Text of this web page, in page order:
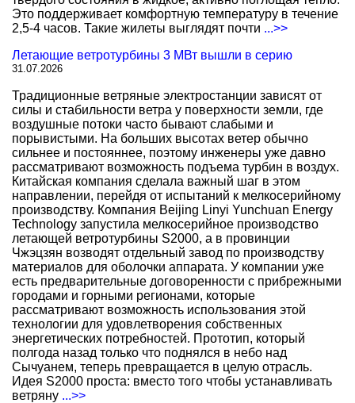
Это поддерживает комфортную температуру в течение
2,5-4 часов. Такие жилеты выглядят почти ...>>
Летающие ветротурбины 3 МВт вышли в серию
31.07.2026
Традиционные ветряные электростанции зависят от
силы и стабильности ветра у поверхности земли, где
воздушные потоки часто бывают слабыми и
порывистыми. На больших высотах ветер обычно
сильнее и постояннее, поэтому инженеры уже давно
рассматривают возможность подъема турбин в воздух.
Китайская компания сделала важный шаг в этом
направлении, перейдя от испытаний к мелкосерийному
производству. Компания Beijing Linyi Yunchuan Energy
Technology запустила мелкосерийное производство
летающей ветротурбины S2000, а в провинции
Чжэцзян возводят отдельный завод по производству
материалов для оболочки аппарата. У компании уже
есть предварительные договоренности с прибрежными
городами и горными регионами, которые
рассматривают возможность использования этой
технологии для удовлетворения собственных
энергетических потребностей. Прототип, который
полгода назад только что поднялся в небо над
Сычуанем, теперь превращается в целую отрасль.
Идея S2000 проста: вместо того чтобы устанавливать
ветряну ...>>